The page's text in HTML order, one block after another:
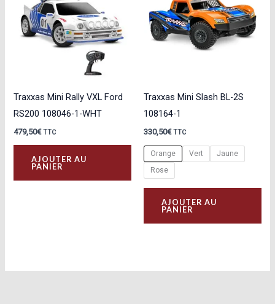
Traxxas Mini Rally VXL Ford
RS200 108046-1-WHT
479,50€ TTC
AJOUTER AU
PANIER
Traxxas Mini Slash BL-2S
108164-1
330,50€ TTC
Orange Vert
Jaune
Rose
AJOUTER AU
PANIER
Ce
a
Les